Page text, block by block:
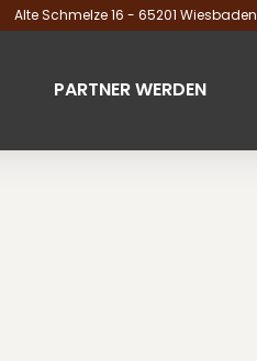
Alte Schmelze 16 - 65201 Wiesbaden
PARTNER WERDEN